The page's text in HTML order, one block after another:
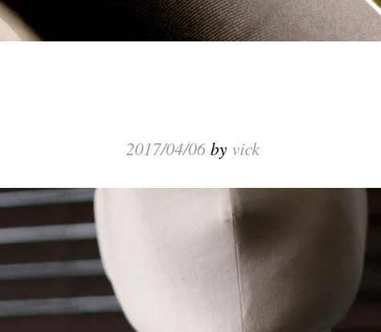
2017/04/06 by vick